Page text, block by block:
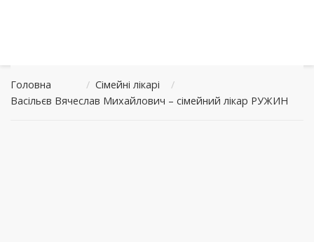
Головна / Сімейні лікарі
/
Васільєв Вячеслав Михайлович – сімейний лікар РУЖИН